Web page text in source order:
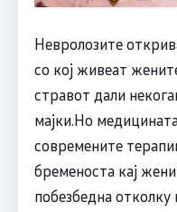
Невролозите
со кој живеат
стравот дали
мајки.Но
современите
бременоста кај
побезбедна отколку